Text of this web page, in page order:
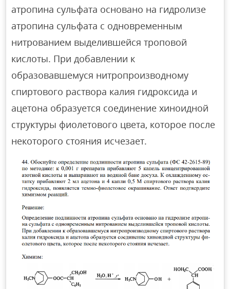
атропина сульфата основано на гидролизе
атропина сульфата с одновременным
нитрованием выделившейся троповой
кислоты. При добавлении к
образовавшемуся нитропроизводному
спиртового раствора калия гидроксида и
ацетона образуется соединение хиноидной
структуры фиолетового цвета, которое после
некоторого стояния исчезает.